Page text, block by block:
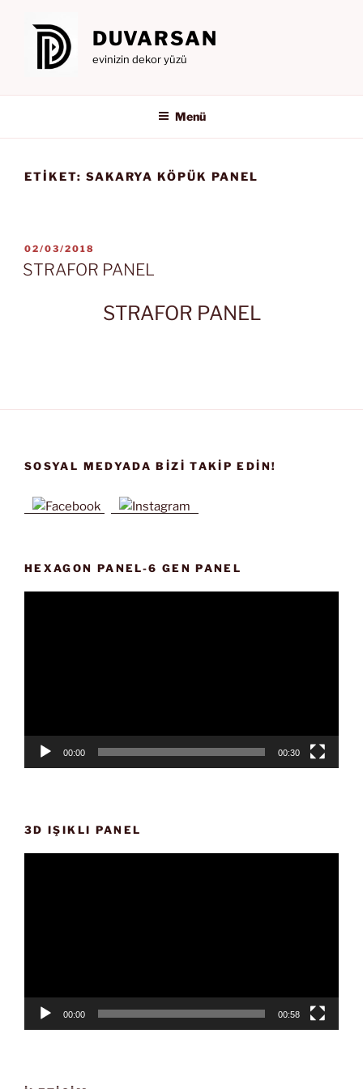
DUVARSAN
evinizin dekor yüzü
Menü
ETIKET: SAKARYA KÖPÜK PANEL
YAYIM
TARIHI
02/03/2018
STRAFOR PANEL
STRAFOR PANEL
SOSYAL MEDYADA BIZI TAKIP EDIN!
HEXAGON PANEL-6 GEN PANEL
00:00 00:30
3D IŞIKLI PANEL
00:00 00:58